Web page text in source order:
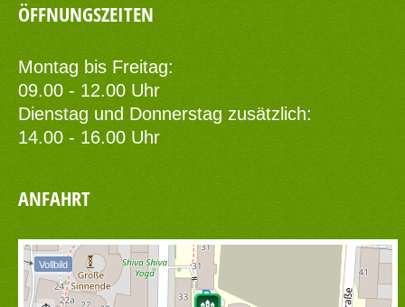
ÖFFNUNGSZEITEN
Montag bis Freitag:
09.00 - 12.00 Uhr
Dienstag und Donnerstag zusätzlich:
14.00 - 16.00 Uhr
ANFAHRT
Vollbild